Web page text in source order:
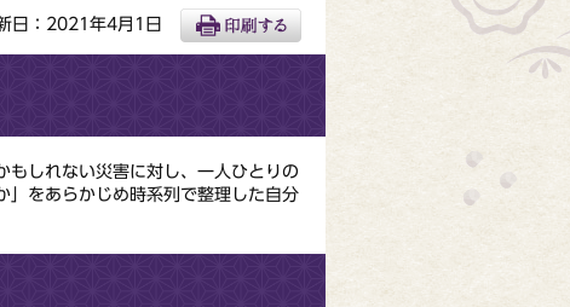
日：2021年4月1日
しれない災害に対し、一人ひとりの
」をあらかじめ時系列で整理した自分